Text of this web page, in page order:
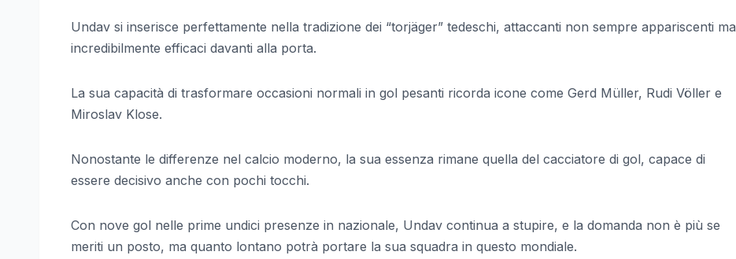
Undav si inserisce perfettamente nella tradizione dei “torjäger” tedeschi, attaccanti non sempre appariscenti ma
incredibilmente efficaci davanti alla porta.
La sua capacità di trasformare occasioni normali in gol pesanti ricorda icone come Gerd Müller, Rudi Völler e
Miroslav Klose.
Nonostante le differenze nel calcio moderno, la sua essenza rimane quella del cacciatore di gol, capace di
essere decisivo anche con pochi tocchi.
Con nove gol nelle prime undici presenze in nazionale, Undav continua a stupire, e la domanda non è più se
meriti un posto, ma quanto lontano potrà portare la sua squadra in questo mondiale.